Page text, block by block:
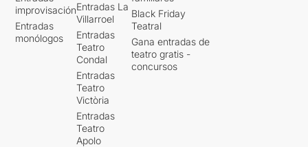
improvisación
Entradas
monólogos
Entradas La
Villarroel
Entradas
Teatro
Condal
Entradas
Teatro
Victòria
Entradas
Teatro
Apolo
Black Friday
Teatral
Gana entradas de
teatro gratis -
concursos